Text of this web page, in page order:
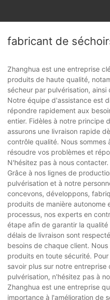
fabricant de
Zhanghua est une entreprise
produits de haute qualité,
sécheur par pulvérisation,
Notre équipe d'assistance est
répondre rapidement aux
entier. Fidèles à notre principe
assurons une livraison rapide
contrôle qualité. Nous sommes
résoudre vos problèmes et
N'hésitez pas à nous contacter.
Grâce à nos lignes de
pulvérisation et à notre
concevons, développons,
produits de manière autonome
processus, nos experts en
étape afin de garantir la
délais de livraison sont
besoins de chaque client.
produits en toute sécurité.
savoir plus sur notre
pulvérisation, n'hésitez pas à
Zhanghua est une entreprise
importance à l'amélioration de